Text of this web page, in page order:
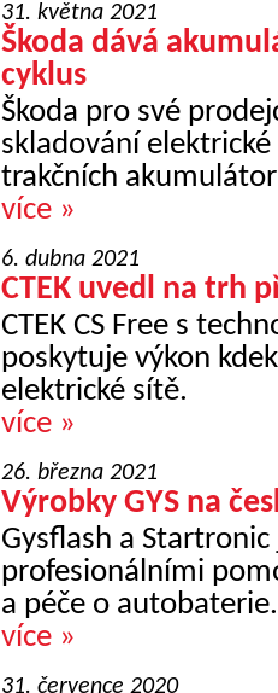
31. května 2021
Škoda dává
cyklus
Škoda pro své
skladování
trakčních
více »
6. dubna 2021
CTEK uvedl na trh
CTEK CS Free s
poskytuje výkon
elektrické sítě.
více »
26. března 2021
Výrobky GYS na
Gysflash a
profesionálními
a péče o autobaterie.
více »
31. července 2020